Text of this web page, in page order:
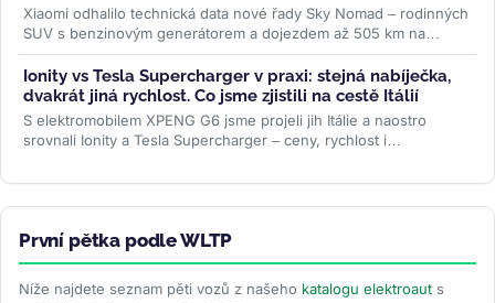
Xiaomi odhalilo technická data nové řady Sky Nomad – rodinných
SUV s benzinovým generátorem a dojezdem až 505 km na
baterii. Do Evropy ale...>>
Ionity vs Tesla Supercharger v praxi: stejná nabíječka,
dvakrát jiná rychlost. Co jsme zjistili na cestě Itálií
S elektromobilem XPENG G6 jsme projeli jih Itálie a naostro
srovnali Ionity a Tesla Supercharger – ceny, rychlost i
První pětka podle WLTP
Níže najdete seznam pěti vozů z našeho katalogu elektroaut s